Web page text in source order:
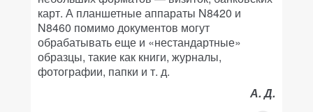
карт. А планшетные аппараты N8420 и
N8460 помимо документов могут
обрабатывать еще и «нестандартные»
образцы, такие как книги, журналы,
фотографии, папки и т. д.
А. Д.